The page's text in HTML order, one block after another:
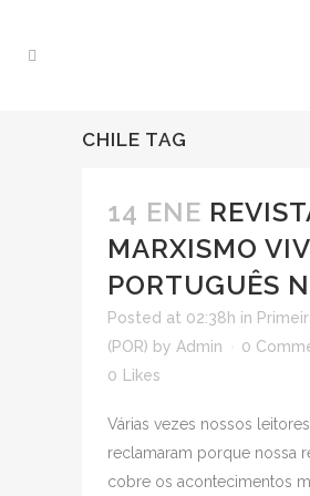
CHILE TAG
14 ENE
MARXISMO
PORTUGUÊS
Posted at 02:38h in
(POR) by Admin
0
0
Likes
Várias vezes nossos leitores
reclamaram porque nossa
cobre os acontecimentos